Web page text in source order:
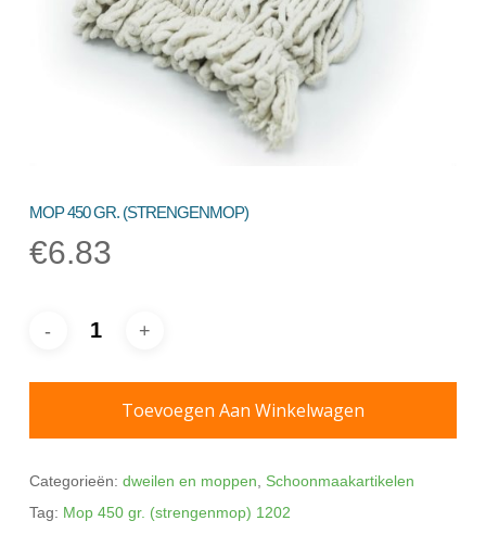
MOP 450 GR. (STRENGENMOP)
€6.83
Toevoegen Aan Winkelwagen
Categorieën: dweilen en moppen
Schoonmaakartikelen
Tag: Mop 450 gr. (strengenmop) 1202